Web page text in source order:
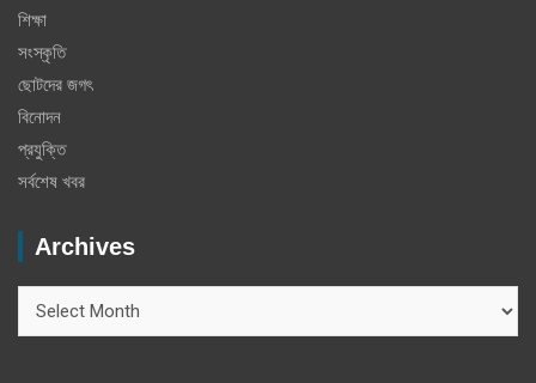
শিক্ষা
সংস্কৃতি
ছোটদের জগৎ
বিনোদন
প্রযুক্তি
সর্বশেষ খবর
Archives